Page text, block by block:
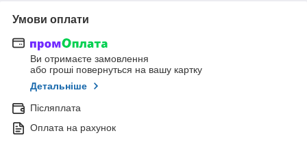
Умови оплати
Ви отримаєте замовлення
або гроші повернуться на вашу картку
Детальніше
Післяплата
Оплата на рахунок